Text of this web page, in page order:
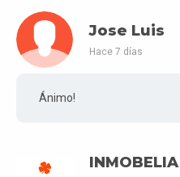
Jose Luis
Hace 7 días
Ánimo!